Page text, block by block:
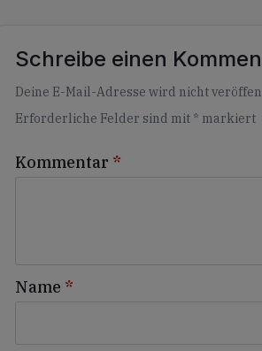
Schreibe einen
Deine E-Mail-Adresse wird nicht
Erforderliche Felder sind mit * markiert
Kommentar *
Name *
Alternative: